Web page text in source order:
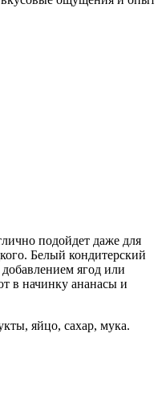
подойдет даже для
Белый кондитерский
ягод или
в начинку ананасы и
яйцо, сахар, мука.